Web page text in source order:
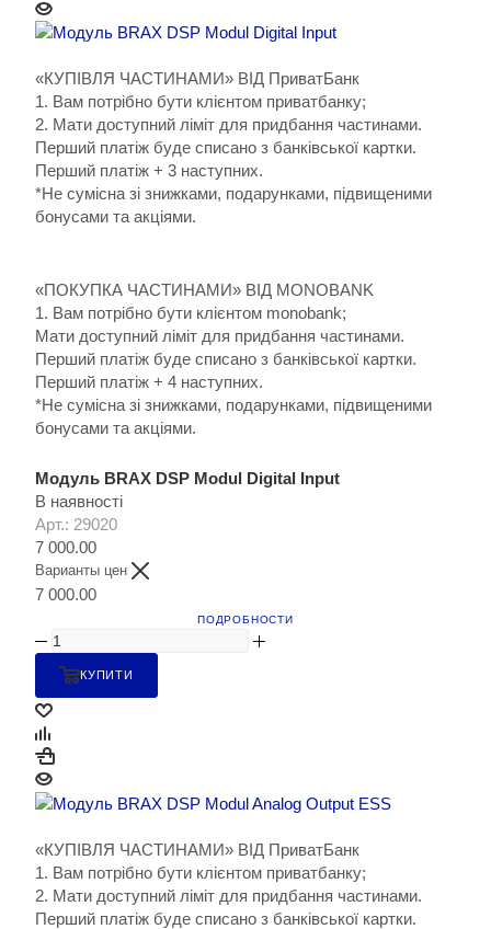
«КУПІВЛЯ ЧАСТИНАМИ» ВІД ПриватБанк
1. Вам потрібно бути клієнтом приватбанку;
2. Мати доступний ліміт для придбання частинами.
Перший платіж буде списано з банківської картки.
Перший платіж + 3 наступних.
*Не сумісна зі знижками, подарунками, підвищеними
бонусами та акціями.
«ПОКУПКА ЧАСТИНАМИ» ВІД MONOBANK
1. Вам потрібно бути клієнтом monobank;
Мати доступний ліміт для придбання частинами.
Перший платіж буде списано з банківської картки.
Перший платіж + 4 наступних.
*Не сумісна зі знижками, подарунками, підвищеними
бонусами та акціями.
Модуль BRAX DSP Modul Digital Input
В наявності
Арт.: 29020
7 000.00
Варианты цен
7 000.00
ПОДРОБНОСТИ
КУПИТИ
«КУПІВЛЯ ЧАСТИНАМИ» ВІД ПриватБанк
1. Вам потрібно бути клієнтом приватбанку;
2. Мати доступний ліміт для придбання частинами.
Перший платіж буде списано з банківської картки.